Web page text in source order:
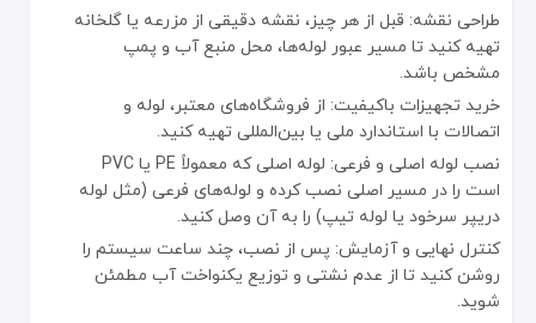
طراحی نقشه: قبل از هر چیز، نقشه دقیقی از مزرعه یا گلخانه
تهیه کنید تا مسیر عبور لوله‌ها، محل منبع آب و پمپ
مشخص باشد.
خرید تجهیزات باکیفیت: از فروشگاه‌های معتبر، لوله و
اتصالات با استاندارد ملی یا بین‌المللی تهیه کنید.
نصب لوله اصلی و فرعی: لوله اصلی که معمولاً PE یا PVC
است را در مسیر اصلی نصب کرده و لوله‌های فرعی (مثل لوله
دریپر سرخود یا لوله تیپ) را به آن وصل کنید.
کنترل نهایی و آزمایش: پس از نصب، چند ساعت سیستم را
روشن کنید تا از عدم نشتی و توزیع یکنواخت آب مطمئن
شوید.